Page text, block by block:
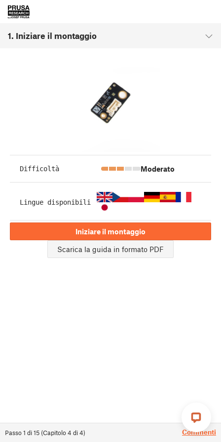
1. Iniziare il montaggio
Passo1 di15 (Capitolo4 di4) Commenti
Difficoltà Moderato
Lingue disponibili
Iniziare il montaggio
Scarica la guida in formato PDF